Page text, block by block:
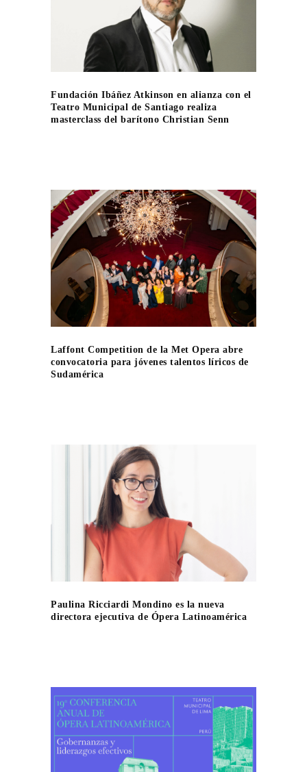
Fundación Ibáñez Atkinson en alianza con el
Teatro Municipal de Santiago realiza
masterclass del barítono Christian Senn
Laffont Competition de la Met Opera abre
convocatoria para jóvenes talentos líricos de
Sudamérica
Paulina Ricciardi Mondino es la nueva
directora ejecutiva de Ópera Latinoamérica